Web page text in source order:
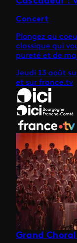
Concert
Plongez au
classique qui
pureté et de
Jeudi 13 août
et sur france.tv
Grand